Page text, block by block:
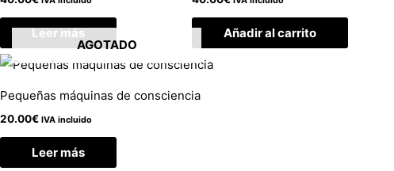
Leer más Añadir al carrito
AGOTADO
Pequeñas máquinas de consciencia
20.00€ IVA incluido
Leer más